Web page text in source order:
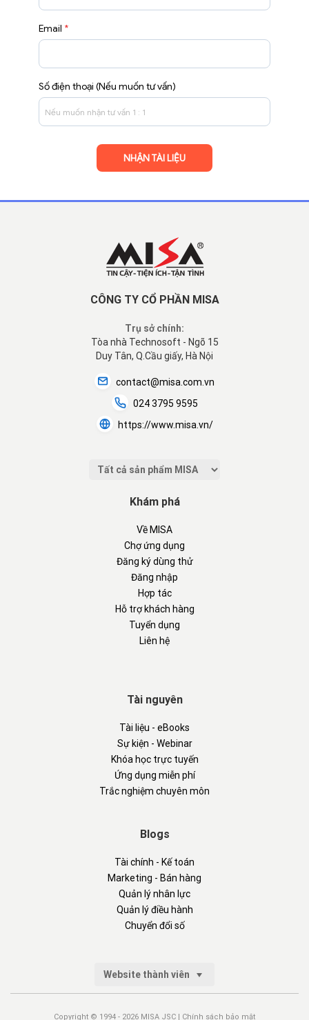
Email *
Số điện thoại (Nếu muốn tư vấn)
CÔNG TY CỔ PHẦN MISA
Trụ sở chính:
Tòa nhà Technosoft - Ngõ 15
Duy Tân, Q.Cầu giấy, Hà Nội
contact@misa.com.vn
024 3795 9595
https://www.misa.vn/
Khám phá
Về MISA
Chợ ứng dụng
Đăng ký dùng thử
Đăng nhập
Hợp tác
Hỗ trợ khách hàng
Tuyển dụng
Liên hệ
Tài nguyên
Tài liệu - eBooks
Sự kiện - Webinar
Khóa học trực tuyến
Ứng dụng miễn phí
Trắc nghiệm chuyên môn
Blogs
Tài chính - Kế toán
Marketing - Bán hàng
Quản lý nhân lực
Quản lý điều hành
Chuyển đổi số
Website thành viên
Copyright © 1994 - 2026 MISA JSC | Chính sách bảo mật